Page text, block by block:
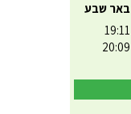
באר שבע
19:11
20:09